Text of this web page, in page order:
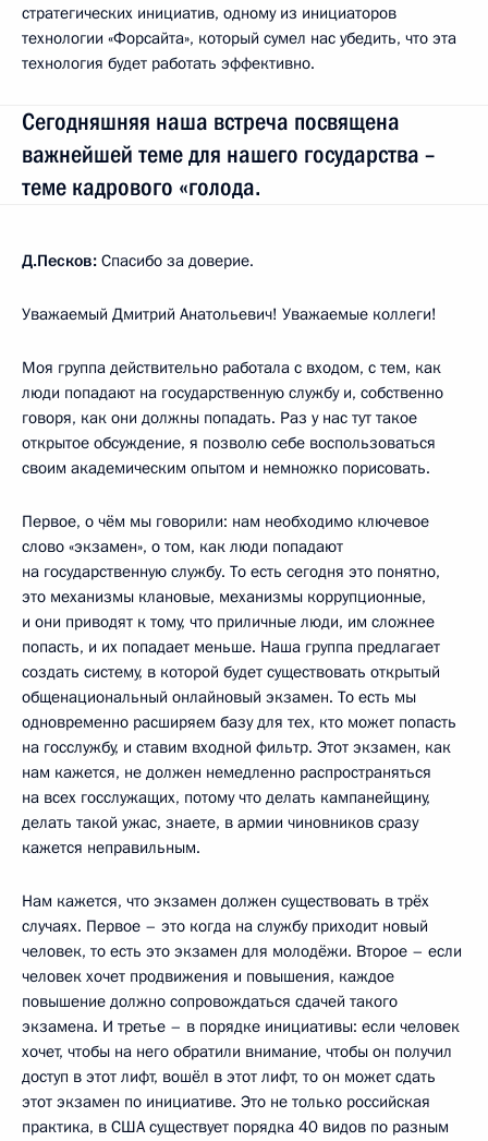
стратегических инициатив, одному из инициаторов
технологии «Форсайта», который сумел нас убедить, что эта
технология будет работать эффективно.
Сегодняшняя наша встреча посвящена
важнейшей теме для нашего государства –
теме кадрового «голода.
Д.Песков: Спасибо за доверие.
Уважаемый Дмитрий Анатольевич! Уважаемые коллеги!
Моя группа действительно работала с входом, с тем, как
люди попадают на государственную службу и, собственно
говоря, как они должны попадать. Раз у нас тут такое
открытое обсуждение, я позволю себе воспользоваться
своим академическим опытом и немножко порисовать.
Первое, о чём мы говорили: нам необходимо ключевое
слово «экзамен», о том, как люди попадают
на государственную службу. То есть сегодня это понятно,
это механизмы клановые, механизмы коррупционные,
и они приводят к тому, что приличные люди, им сложнее
попасть, и их попадает меньше. Наша группа предлагает
создать систему, в которой будет существовать открытый
общенациональный онлайновый экзамен. То есть мы
одновременно расширяем базу для тех, кто может попасть
на госслужбу, и ставим входной фильтр. Этот экзамен, как
нам кажется, не должен немедленно распространяться
на всех госслужащих, потому что делать кампанейщину,
делать такой ужас, знаете, в армии чиновников сразу
кажется неправильным.
Нам кажется, что экзамен должен существовать в трёх
случаях. Первое – это когда на службу приходит новый
человек, то есть это экзамен для молодёжи. Второе – если
человек хочет продвижения и повышения, каждое
повышение должно сопровождаться сдачей такого
экзамена. И третье – в порядке инициативы: если человек
хочет, чтобы на него обратили внимание, чтобы он получил
доступ в этот лифт, вошёл в этот лифт, то он может сдать
этот экзамен по инициативе. Это не только российская
практика, в США существует порядка 40 видов по разным